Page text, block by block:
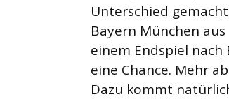
Unterschied
Bayern München
einem Endspiel
eine Chance. Mehr
Dazu kommt